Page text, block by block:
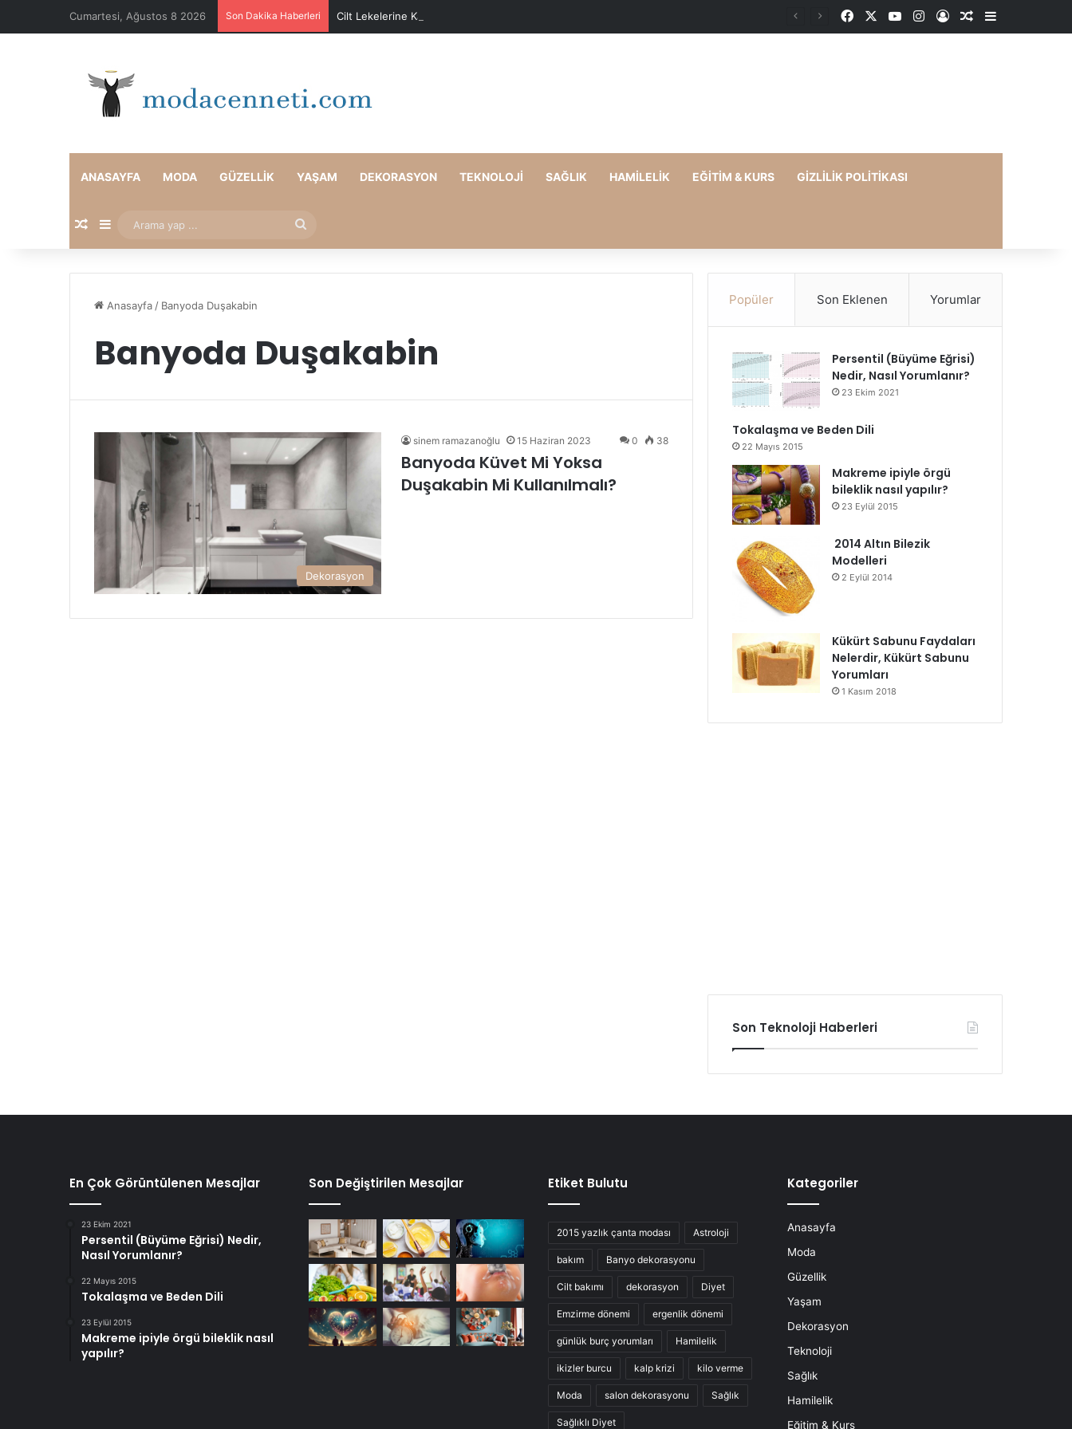
Cumartesi, Ağustos 8 2026 Son Dakika Haberleri Cilt Lekelerine Karşı Evde Maske Önerileri FacebookYouTubeInstagram
Kayıt OlRastgele Makale
Kenar
ANASAYFA MODA GÜZELLIK YAŞAM DEKORASYON TEKNOLOJI SAĞLIK HAMILELIK EĞITIM & KURS GIZLILIK POLITIKASI
Rastgele Makale
Kenar Bölmesi
yap
Anasayfa / Banyoda Duşakabin
Banyoda Duşakabin
Dekorasyon
sinem ramazanoğlu 15 Haziran 2023 0 38
Banyoda Küvet Mi Yoksa
Duşakabin Mi Kullanılmalı?
Popüler Son Eklenen Yorumlar
Persentil (Büyüme Eğrisi)
Nedir, Nasıl Yorumlanır?
23 Ekim 2021
Tokalaşma ve Beden Dili
22 Mayıs 2015
Makreme ipiyle örgü
bileklik nasıl yapılır?
23 Eylül 2015
2014 Altın Bilezik
Modelleri
2 Eylül 2014
Kükürt Sabunu Faydaları
Nelerdir, Kükürt Sabunu
Yorumları
1 Kasım 2018
Son Teknoloji Haberleri
En Çok Görüntülenen Mesajlar
23 Ekim 2021
Persentil (Büyüme Eğrisi) Nedir,
Nasıl Yorumlanır?
22 Mayıs 2015
Tokalaşma ve Beden Dili
23 Eylül 2015
Makreme ipiyle örgü bileklik nasıl
yapılır?
Son Değiştirilen Mesajlar Etiket Bulutu
2015 yazlık çanta modası Astroloji
bakım Banyo dekorasyonu
Cilt bakımı dekorasyon Diyet
Emzirme dönemi ergenlik dönemi
günlük burç yorumları Hamilelik
ikizler burcu kalp krizi kilo verme
Moda salon dekorasyonu Sağlık
Sağlıklı Diyet
Kategoriler
Anasayfa
Moda
Güzellik
Yaşam
Dekorasyon
Teknoloji
Sağlık
Hamilelik
Eğitim & Kurs